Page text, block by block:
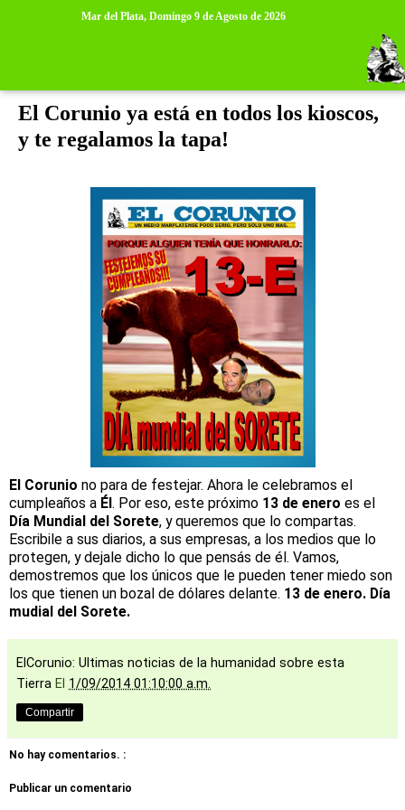
Mar del Plata, Domingo 9 de Agosto de 2026
El Corunio ya está en todos los kioscos,
y te regalamos la tapa!
El Corunio no para de festejar. Ahora le celebramos el
cumpleaños a Él. Por eso, este próximo 13 de enero es el
Día Mundial del Sorete, y queremos que lo compartas.
Escribile a sus diarios, a sus empresas, a los medios que lo
protegen, y dejale dicho lo que pensás de él. Vamos,
demostremos que los únicos que le pueden tener miedo son
los que tienen un bozal de dólares delante. 13 de enero. Día
mudial del Sorete.
ElCorunio: Ultimas noticias de la humanidad sobre esta
Tierra El 1/09/2014 01:10:00 a.m.
Compartir
No hay comentarios. :
Publicar un comentario